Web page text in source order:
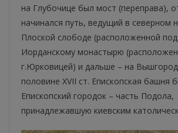
на Глубочице был мост (переправа),
начинался путь, ведущий в северном
Плоской слободе (расположенной
Иорданскому монастырю
г.Юрковицей) и дальше – на
половине XVII ст. Епископская башня
Епископский городок – часть Подола,
принадлежавшую киевским